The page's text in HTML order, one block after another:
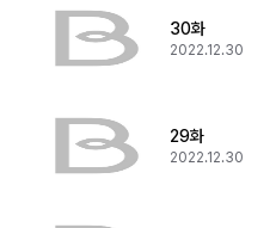
30화
2022.12.30
29화
2022.12.30